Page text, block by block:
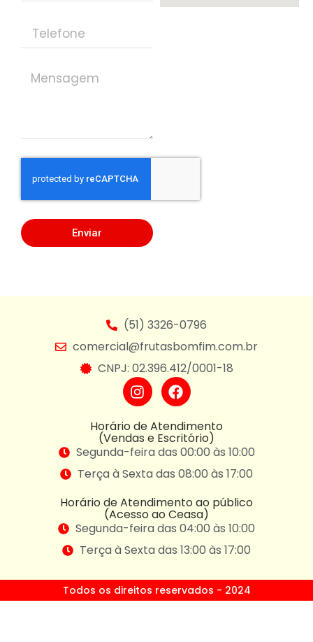
Enviar
(51) 3326-0796
comercial@frutasbomfim.com.br
CNPJ: 02.396.412/0001-18
Horário de Atendimento
(Vendas e Escritório)
Segunda-feira das 00:00 às 10:00
Terça à Sexta das 08:00 às 17:00
Horário de Atendimento ao público
(Acesso ao Ceasa)
Segunda-feira das 04:00 às 10:00
Terça à Sexta das 13:00 às 17:00
Todos os direitos reservados - 2024